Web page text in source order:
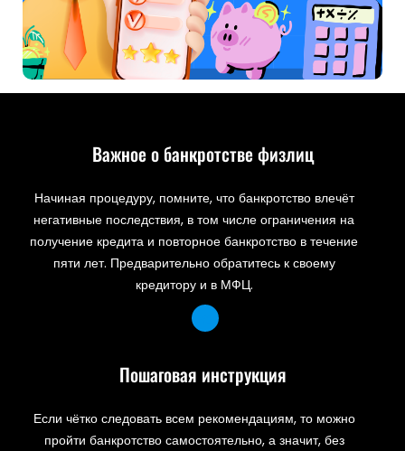
Важное о банкротстве физлиц
Начиная процедуру, помните, что банкротство влечёт
негативные последствия, в том числе ограничения на
получение кредита и повторное банкротство в течение
пяти лет. Предварительно обратитесь к своему
кредитору и в МФЦ.
Пошаговая инструкция
Если чётко следовать всем рекомендациям, то можно
пройти банкротство самостоятельно, а значит, без